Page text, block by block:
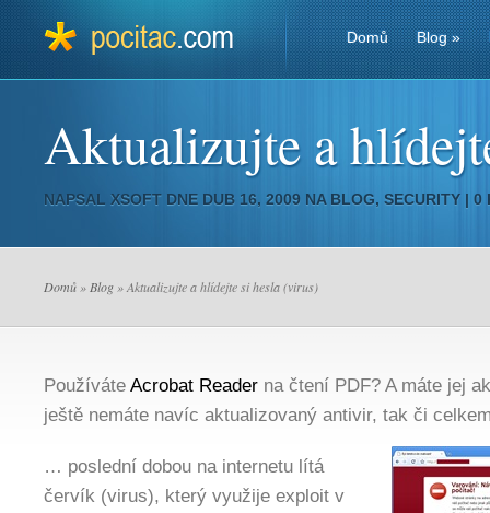
Domů Blog»
Aktualizujte a
NAPSAL XSOFT DNE DUB 16, 2009 NA BLOG, SECURITY | 0
Domů » Blog » Aktualizujte a hlídejte si hesla (virus)
Používáte Acrobat Reader na čtení PDF? A máte jej
ještě nemáte navíc aktualizovaný antivir, tak či
… poslední dobou na internetu lítá
červík (virus), který využije exploit v